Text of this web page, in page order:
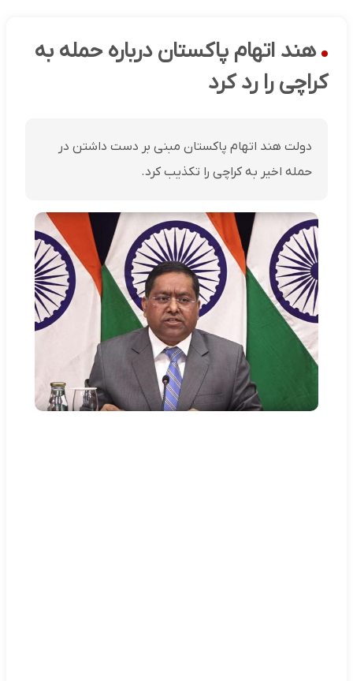
هند اتهام پاکستان درباره حمله به
کراچی را رد کرد
دولت هند اتهام پاکستان مبنی بر دست داشتن در
حمله اخیر به کراچی را تکذیب کرد.